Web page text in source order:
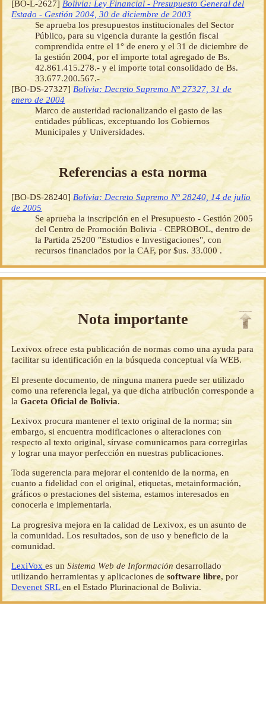
[BO-L-2627] Bolivia: Ley Financial - Presupuesto General del
Estado - Gestión 2004, 30 de diciembre de 2003
Se aprueba los presupuestos institucionales del Sector
Público, para su vigencia durante la gestión fiscal
comprendida entre el 1° de enero y el 31 de diciembre de
la gestión 2004, por el importe total agregado de Bs.
42.861.415.278.- y el importe total consolidado de Bs.
33.677.200.567.-
[BO-DS-27327] Bolivia: Decreto Supremo Nº 27327, 31 de
enero de 2004
Marco de austeridad racionalizando el gasto de las
entidades públicas, exceptuando los Gobiernos
Municipales y Universidades.
Referencias a esta norma
[BO-DS-28240] Bolivia: Decreto Supremo Nº 28240, 14 de julio
de 2005
Se aprueba la inscripción en el Presupuesto - Gestión 2005
del Centro de Promoción Bolivia - CEPROBOL, dentro de
la Partida 25200 "Estudios e Investigaciones", con
recursos financiados por la CAF, por $us. 33.000 .
Nota importante
Lexivox ofrece esta publicación de normas como una ayuda para
facilitar su identificación en la búsqueda conceptual vía WEB.
El presente documento, de ninguna manera puede ser utilizado
como una referencia legal, ya que dicha atribución corresponde a
laGaceta Oficial de Bolivia.
Lexivox procura mantener el texto original de la norma; sin
embargo, si encuentra modificaciones o alteraciones con
respecto al texto original, sírvase comunicarnos para corregirlas
y lograr una mayor perfección en nuestras publicaciones.
Toda sugerencia para mejorar el contenido de la norma, en
cuanto a fidelidad con el original, etiquetas, metainformación,
gráficos o prestaciones del sistema, estamos interesados en
conocerla e implementarla.
La progresiva mejora en la calidad de Lexivox, es un asunto de
la comunidad. Los resultados, son de uso y beneficio de la
comunidad.
LexiVoxes unSistema Web de Información desarrollado
utilizando herramientas y aplicaciones desoftware libre, por
Devenet SRLen el Estado Plurinacional de Bolivia.